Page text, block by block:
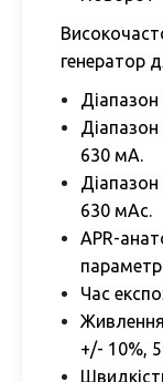
генератор
630 мА.
630 мАс.
APR-
Час
+/- 10%,